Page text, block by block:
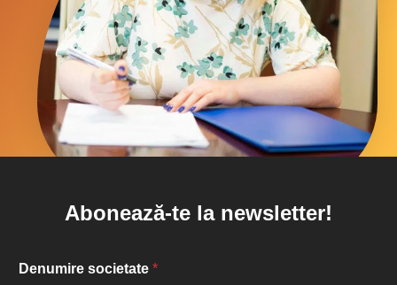
Abonează-te la newsletter!
Denumire societate *